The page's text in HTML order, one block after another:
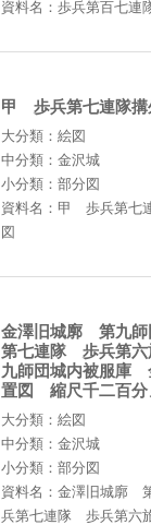
資料名：歩兵第百七連
甲 歩兵第七連隊搆
大分類：絵図
中分類：金沢城
小分類：部分図
資料名：甲 歩兵第七
図
金澤旧城廓 第九
第七連隊 歩兵第
九師団城内被服庫
置図 縮尺千二百分
大分類：絵図
中分類：金沢城
小分類：部分図
資料名：金澤旧城廓
兵第七連隊 歩兵第六